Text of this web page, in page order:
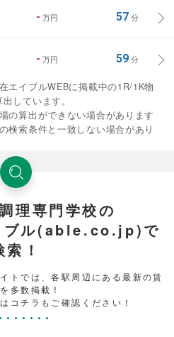
- 万円 57分
- 万円 59分
エイブルWEBに掲載中の1R/1K物
しています。
の算出ができない場合があります
検索条件と一致しない場合があり
理専門学校の
ブル(able.co.jp)で
索！
トでは、各駅周辺にある最新の賃
多数掲載！
コチラもご確認ください！